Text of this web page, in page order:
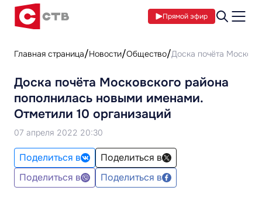
Прямой эфир
Главная страница Новости Общество Доска почёта
Доска почёта Московского района
пополнилась новыми именами.
Отметили 10 организаций
07 апреля 2022 20:30
Поделиться в
Поделиться в
Поделиться в
Поделиться в